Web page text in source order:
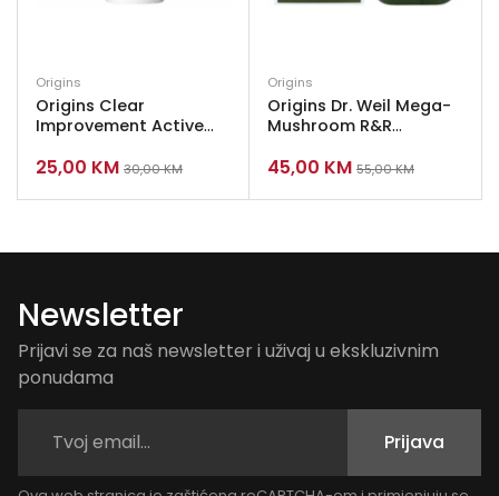
Origins
Origins Clear
Improvement Active
25,00 KM 30,00KM
Origins
Origins Dr. Weil Mega-
Mushroom R&R
Lotion 100 ml
45,00 KM 55,00KM
Newsletter
Prijavi se za naš newsletter i uživaj u ekskluzivnim
ponudama
Prijava